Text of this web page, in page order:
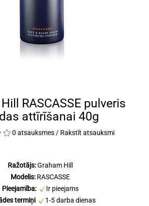
RASCASSE pulveris
attīrīšanai 40g
0 atsauksmes / Rakstīt atsauksmi
Ražotājs:Graham Hill
Modelis: RASCASSE
Pieejamība:
Ir pieejams
termiņi
1-5 darba dienas